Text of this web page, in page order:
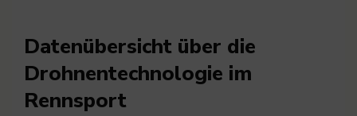
Datenübersicht über die
Drohnentechnologie im
Rennsport